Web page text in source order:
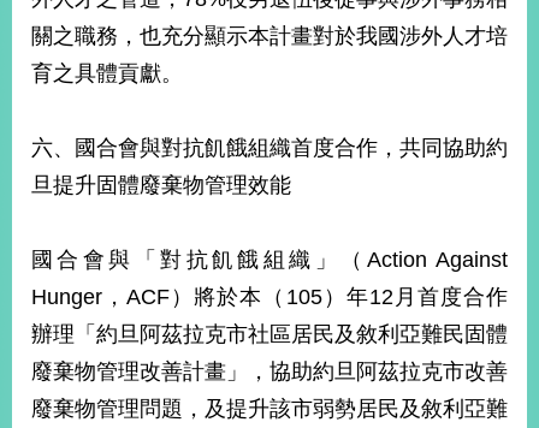
關之職務，也充分顯示本計畫對於我國涉外人才培
育之具體貢獻。
六、國合會與對抗飢餓組織首度合作，共同協助約
旦提升固體廢棄物管理效能
國合會與「對抗飢餓組織」（Action Against
Hunger，ACF）將於本（105）年12月首度合作
辦理「約旦阿茲拉克市社區居民及敘利亞難民固體
廢棄物管理改善計畫」，協助約旦阿茲拉克市改善
廢棄物管理問題，及提升該市弱勢居民及敘利亞難